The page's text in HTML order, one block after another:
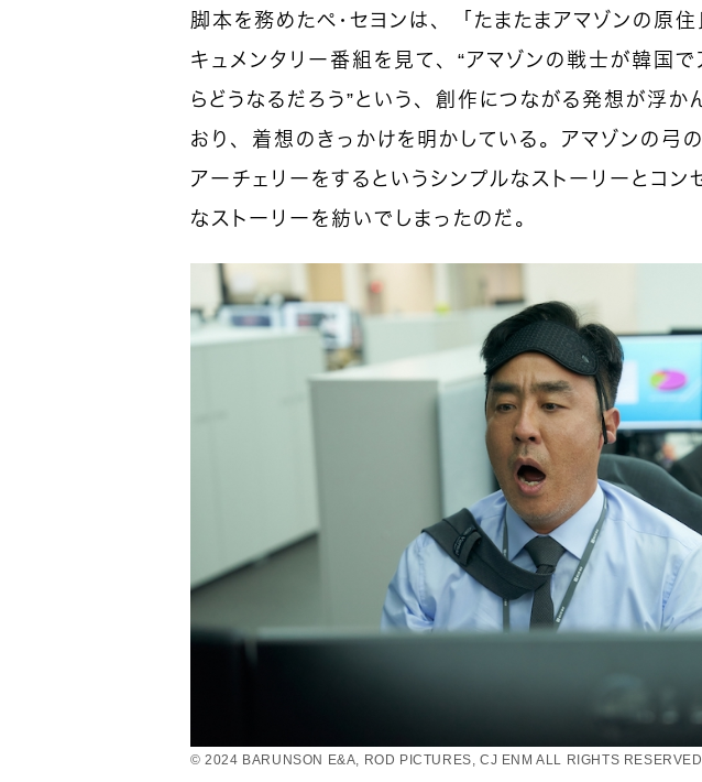
脚本を務めたペ・セヨンは、「たまたまアマゾンの原住
キュメンタリー番組を見て、“アマゾンの戦士が韓国で
らどうなるだろう”という、創作につながる発想が浮か
おり、着想のきっかけを明かしている。アマゾンの弓
アーチェリーをするというシンプルなストーリーとコン
なストーリーを紡いでしまったのだ。
© 2024 BARUNSON E&A, ROD PICTURES, CJ ENM ALL RIGHTS RESERVED